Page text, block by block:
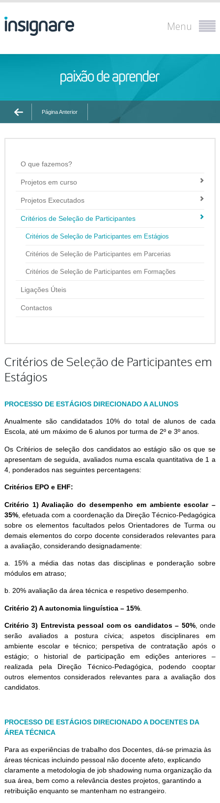
Menu
Página Anterior
O que fazemos?
Projetos em curso
Projetos Executados
Critérios de Seleção de Participantes
Critérios de Seleção de Participantes em Estágios
Critérios de Seleção de Participantes em Parcerias
Critérios de Seleção de Participantes em Formações
Ligações Úteis
Contactos
Critérios de Seleção de Participantes em
Estágios
PROCESSO DE ESTÁGIOS DIRECIONADO A ALUNOS
Anualmente são candidatados 10% do total de alunos de cada
Escola, até um máximo de 6 alunos por turma de 2º e 3º anos.
Os Critérios de seleção dos candidatos ao estágio são os que se
apresentam de seguida, avaliados numa escala quantitativa de 1 a
4, ponderados nas seguintes percentagens:
Critérios EPO e EHF:
Critério 1) Avaliação do desempenho em ambiente escolar –
35%, efetuada com a coordenação da Direção Técnico-Pedagógica
sobre os elementos facultados pelos Orientadores de Turma ou
demais elementos do corpo docente considerados relevantes para
a avaliação, considerando designadamente:
a. 15% a média das notas das disciplinas e ponderação sobre
módulos em atraso;
b. 20% avaliação da área técnica e respetivo desempenho.
Critério 2) A autonomia linguística – 15%.
Critério 3) Entrevista pessoal com os candidatos – 50%, onde
serão avaliados a postura cívica; aspetos disciplinares em
ambiente escolar e técnico; perspetiva de contratação após o
estágio; o historial de participação em edições anteriores –
realizada pela Direção Técnico-Pedagógica, podendo cooptar
outros elementos considerados relevantes para a avaliação dos
candidatos.
PROCESSO DE ESTÁGIOS DIRECIONADO A DOCENTES DA
ÁREA TÉCNICA
Para as experiências de trabalho dos Docentes, dá-se primazia às
áreas técnicas incluindo pessoal não docente afeto, explicando
claramente a metodologia de job shadowing numa organização da
sua área, bem como a relevância destes projetos, garantindo a
retribuição enquanto se mantenham no estrangeiro.